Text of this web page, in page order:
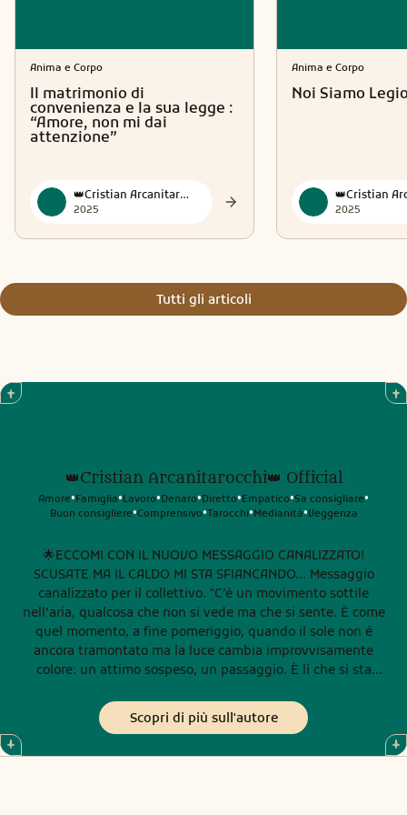
Anima e Corpo
Il matrimonio di
convenienza e la sua legge :
“Amore, non mi dai
attenzione”
👑Cristian Arcanitarocchi👑 Official
2025
Anima e Corpo
Noi Siamo
2025
Tutti gli articoli
👑Cristian Arcanitarocchi👑 Official
Amore•Famiglia•Lavoro•Denaro•Diretto•Empatico•Sa consigliare•
Buon consigliere•Comprensivo•Tarocchi•Medianità•Veggenza
🌟ECCOMI CON IL NUOVO MESSAGGIO CANALIZZATO!
SCUSATE MA IL CALDO MI STA SFIANCANDO... Messaggio
canalizzato per il collettivo. "C’è un movimento sottile
nell’aria, qualcosa che non si vede ma che si sente. È come
quel momento, a fine pomeriggio, quando il sole non è
ancora tramontato ma la luce cambia improvvisamente
colore: un attimo sospeso, un passaggio. È lì che si sta
giorni, molti stanno percependo una sorta di “richiamo
interno”, un invito a fermarsi un momento e ascoltare. Non
Scopri di più sull'autore